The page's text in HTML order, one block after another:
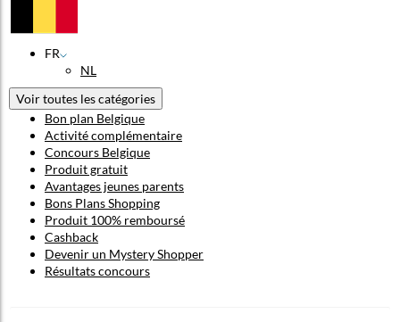
FR
NL
Voir toutes les catégories
Bon plan Belgique
Activité complémentaire
Concours Belgique
Produit gratuit
Avantages jeunes parents
Bons Plans Shopping
Produit 100% remboursé
Cashback
Devenir un Mystery Shopper
Résultats concours